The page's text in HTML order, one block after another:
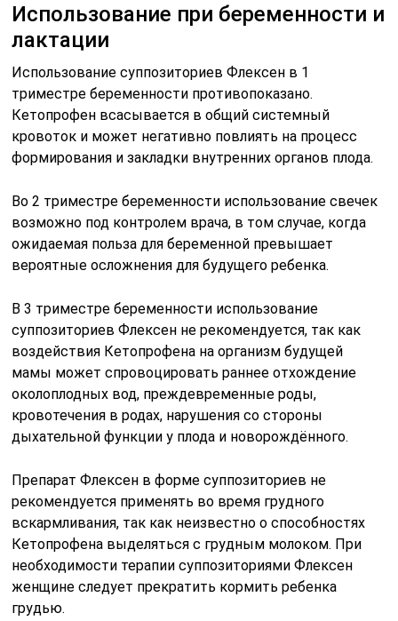
Использование при беременности и
лактации
Использование суппозиториев Флексен в 1
триместре беременности противопоказано.
Кетопрофен всасывается в общий системный
кровоток и может негативно повлиять на процесс
формирования и закладки внутренних органов плода.
Во 2 триместре беременности использование свечек
возможно под контролем врача, в том случае, когда
ожидаемая польза для беременной превышает
вероятные осложнения для будущего ребенка.
В 3 триместре беременности использование
суппозиториев Флексен не рекомендуется, так как
воздействия Кетопрофена на организм будущей
мамы может спровоцировать раннее отхождение
околоплодных вод, преждевременные роды,
кровотечения в родах, нарушения со стороны
дыхательной функции у плода и новорождённого.
Препарат Флексен в форме суппозиториев не
рекомендуется применять во время грудного
вскармливания, так как неизвестно о способностях
Кетопрофена выделяться с грудным молоком. При
необходимости терапии суппозиториями Флексен
женщине следует прекратить кормить ребенка
грудью.